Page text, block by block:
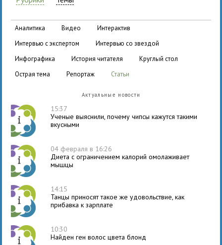
аналитика видео
интерактив
интервью с экспертом
интервью со звездой
инфографика
история читателя
круглый стол
острая тема
репортаж статьи
Актуальные новости
15:37
Ученые выяснили, почему чипсы кажутся такими
вкусными
04 февраля в 16:26
Диета с ограничением калорий омолаживает
мышцы
14:15
Танцы приносят такое же удовольствие, как
прибавка к зарплате
10:30
Найден ген волос цвета блонд